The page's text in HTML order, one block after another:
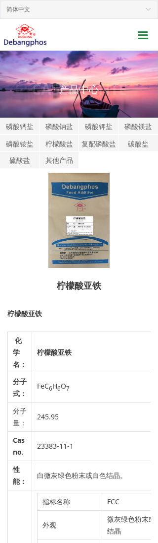
끀
网站首页
关于我们
新闻动态
产品展示
行业应用
联系我们
服务支持
ꀅ
简体中文
柠檬酸亚铁
化
学
名：
柠檬酸亚铁
分子
式：
FeC6H6O7
分子
量：
245.95
Cas
no.
23383-11-1
性
能：
白微灰绿色粉末或白色结晶。
指标名称 FCC
外观
微灰绿色粉末或
结晶
柠檬酸亚铁
CASES CENTE
产品中心
磷酸钙盐 磷酸钠盐 磷酸钾盐
磷酸镁盐
磷酸铵盐
柠檬酸盐 复配磷酸盐
碳酸盐
硫酸盐
其他产品